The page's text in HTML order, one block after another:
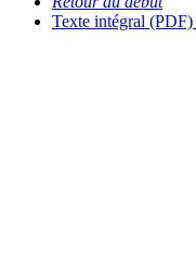
Texte intégral (PDF)